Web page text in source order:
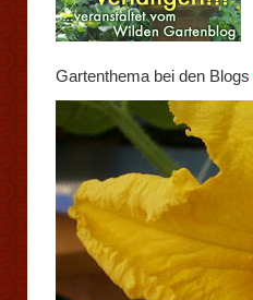
Gartenthema bei den Blogs